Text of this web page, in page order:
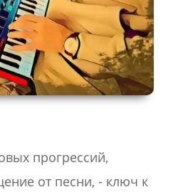
прогрессий,
от песни, - ключ к